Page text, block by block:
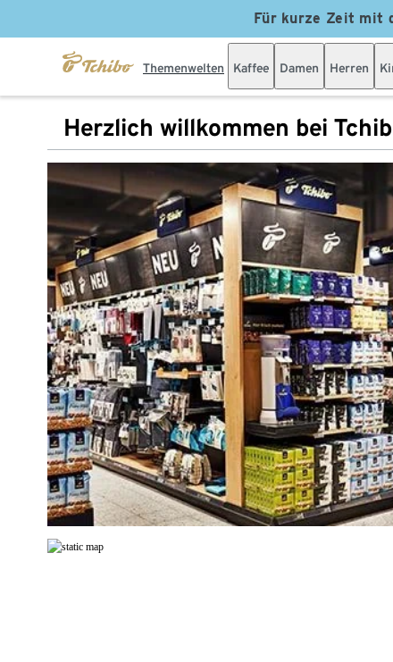
Für kurze Zeit mit
Themenwelten Kaffee Damen Herren
Herzlich willkommen bei